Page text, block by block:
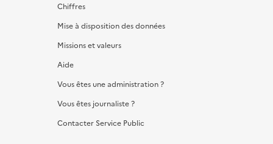
Chiffres
Mise à disposition des données
Missions et valeurs
Aide
Vous êtes une administration ?
Vous êtes journaliste ?
Contacter Service Public